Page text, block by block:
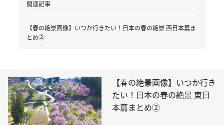
関連記事
【春の絶景画像】いつか行きたい！日本の春の絶景 西日本篇ま
とめ②
【春の絶景画像】いつか行き
たい！日本の春の絶景 東日
本篇まとめ②